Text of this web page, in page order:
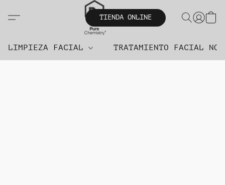
TIENDA ONLINE
LIMPIEZA FACIAL TRATAMIENTO FACIAL